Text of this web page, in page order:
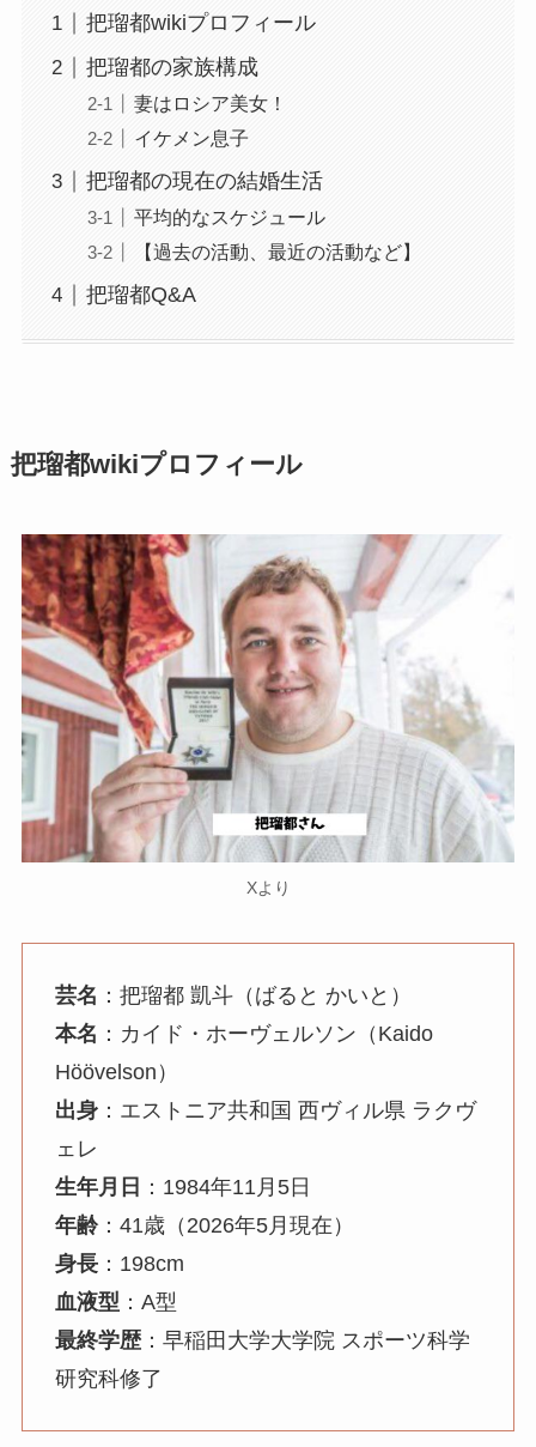
把瑠都wikiプロフィール
把瑠都の家族構成
妻はロシア美女！
イケメン息子
把瑠都の現在の結婚生活
平均的なスケジュール
【過去の活動、最近の活動など】
把瑠都Q&A
把瑠都wikiプロフィール
Xより
芸名 ：把瑠都 凱斗（ばると かいと）
本名 ：カイド・ホーヴェルソン（Kaido
Höövelson）
出身：エストニア共和国 西ヴィル県 ラクヴ
ェレ
生年月日 ：1984年11月5日
年齢：41歳（2026年5月現在）
身長：198cm
血液型 ：A型
最終学歴：早稲田大学大学院 スポーツ科学
研究科修了